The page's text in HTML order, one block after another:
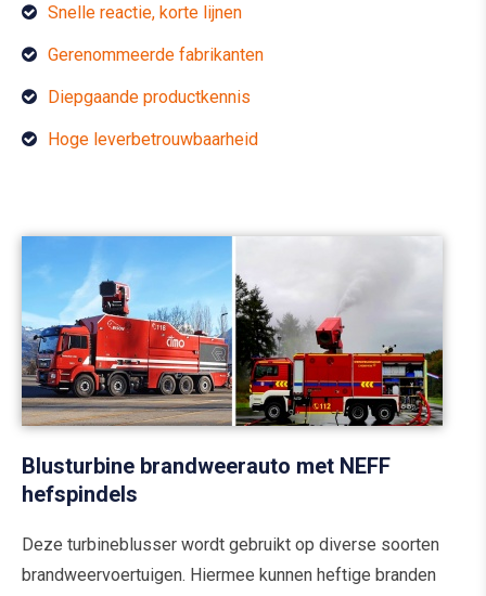
Snelle reactie, korte lijnen
Gerenommeerde fabrikanten
Diepgaande productkennis
Hoge leverbetrouwbaarheid
Blusturbine brandweerauto met NEFF
hefspindels
Deze turbineblusser wordt gebruikt op diverse soorten
brandweervoertuigen. Hiermee kunnen heftige branden